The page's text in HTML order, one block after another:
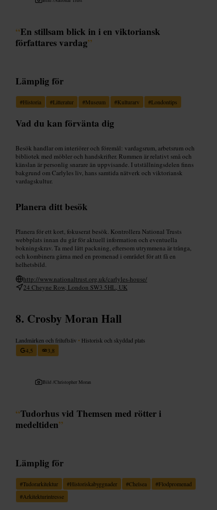
“En stillsam blick in i en viktoriansk
författares vardag”
Lämplig för
#Historia #Litteratur #Museum #Kulturarv #Londontips
Vad du kan förvänta dig
Besök handlar om interiörer och föremål: vardagsrum, arbetsrum och
bibliotek med möbler och handskrifter. Rummen är relativt små och
känslan är personlig snarare än uppvisande. I utställningsdelen finns
bakgrund om Carlyles liv, hans samtida nätverk och viktoriansk
vardagskultur.
Planera ditt besök
Planera för ett kort, fokuserat besök. Kontrollera National Trusts
webbplats innan du går för aktuell information och eventuella
bokningskrav. Ta med lätt packning, eftersom utrymmena är trånga,
och kombinera gärna med en promenad i området för att få en
helhetsbild.
http://www.nationaltrust.org.uk/carlyles-house/
24 Cheyne Row, London SW3 5HL, UK
Crosby Moran Hall
Landmärken och friluftsliv • Historisk och skyddad plats
4,5
3,8
Bild /Christopher Moran
“Tudorhus vid Themsen med rötter i
medeltiden”
Lämplig för
#Tudorarkitektur #Historiskabyggnader #Chelsea #Flodpromenad
#Arkitekturintresse